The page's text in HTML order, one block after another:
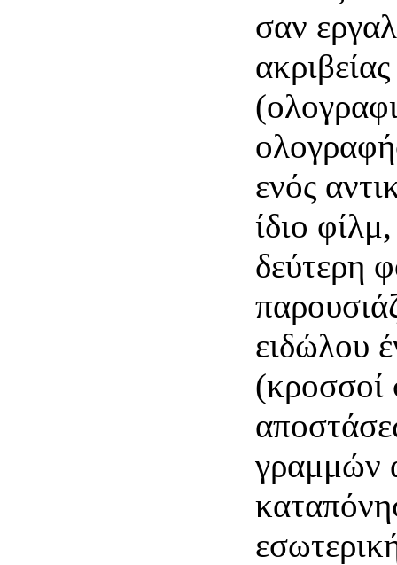
σαν
ενός
ίδιο
δεύτερη
ειδώλου
γραμμών